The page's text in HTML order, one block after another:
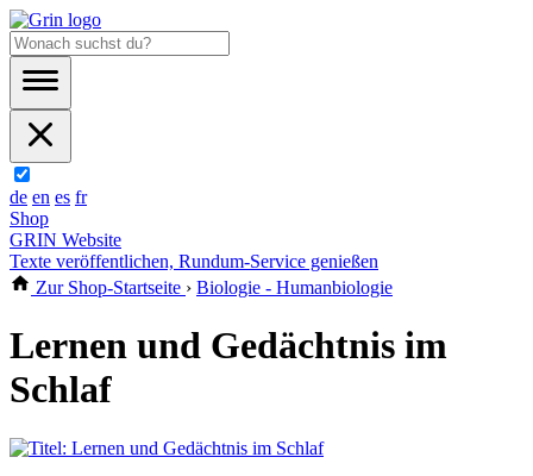
de en es fr
Shop
GRIN Website
Texte veröffentlichen, Rundum-Service genießen
Zur Shop-Startseite › Biologie - Humanbiologie
Lernen und Gedächtnis im
Schlaf